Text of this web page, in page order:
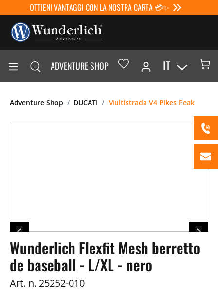
OTTIENI VANTAGGI CON LA NOSTRA CARTA 💳✨
ADVENTURE SHOP IT
Adventure Shop DUCATI Multistrada V4 Pikes Peak
Wunderlich Flexfit Mesh berretto
de baseball - L/XL - nero
Art. n. 25252-010